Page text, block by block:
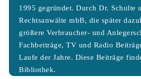
1995 gegründet. Durch Dr. Schulte
Rechtsanwälte mbB, die später
größere Verbraucher- und
Fachbeiträge, TV und Radio
Laufe der Jahre. Diese Beiträge
Bibliothek.